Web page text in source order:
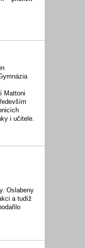
Mattoni
i učitele.
Oslabeny
a tudíž